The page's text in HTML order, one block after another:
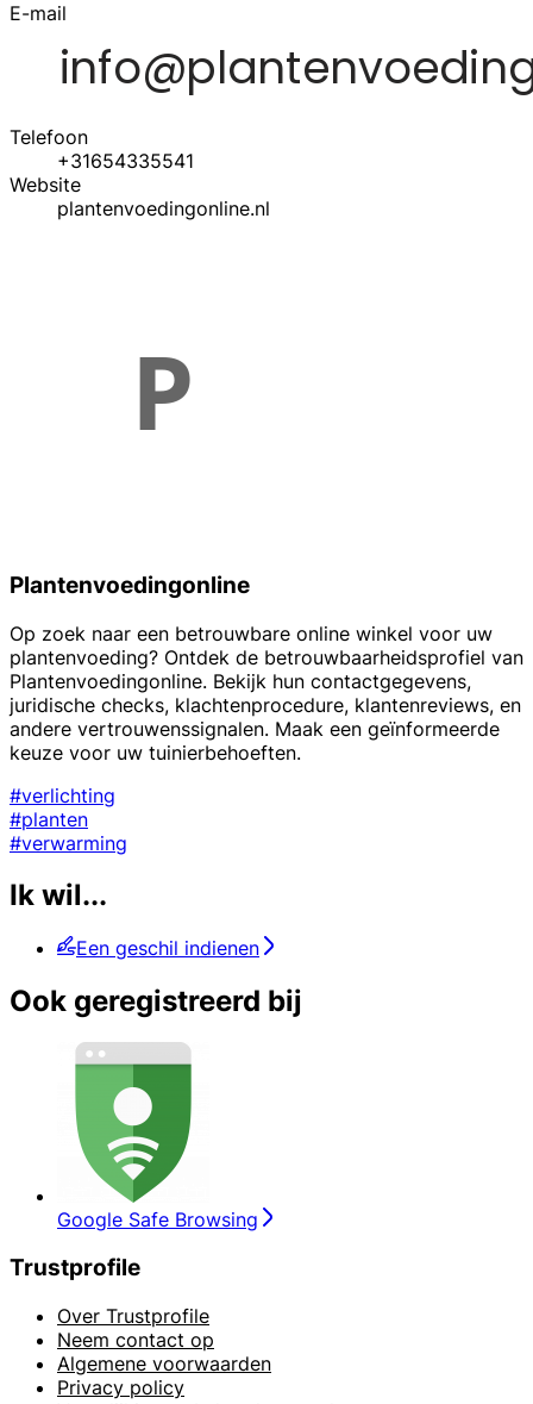
E-mail
Telefoon
+31654335541
Website
plantenvoedingonline.nl
Plantenvoedingonline
Op zoek naar een betrouwbare online winkel voor uw
plantenvoeding? Ontdek de betrouwbaarheidsprofiel van
Plantenvoedingonline. Bekijk hun contactgegevens,
juridische checks, klachtenprocedure, klantenreviews, en
andere vertrouwenssignalen. Maak een geïnformeerde
keuze voor uw tuinierbehoeften.
#verlichting
#planten
#verwarming
Ik wil...
Een geschil indienen
Ook geregistreerd bij
Google Safe Browsing
Trustprofile
Over Trustprofile
Neem contact op
Algemene voorwaarden
Privacy policy